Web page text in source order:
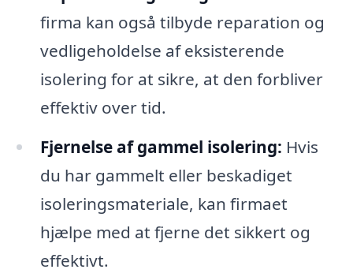
firma kan også tilbyde reparation og
vedligeholdelse af eksisterende
isolering for at sikre, at den forbliver
effektiv over tid.
Fjernelse af gammel isolering: Hvis
du har gammelt eller beskadiget
isoleringsmateriale, kan firmaet
hjælpe med at fjerne det sikkert og
effektivt.